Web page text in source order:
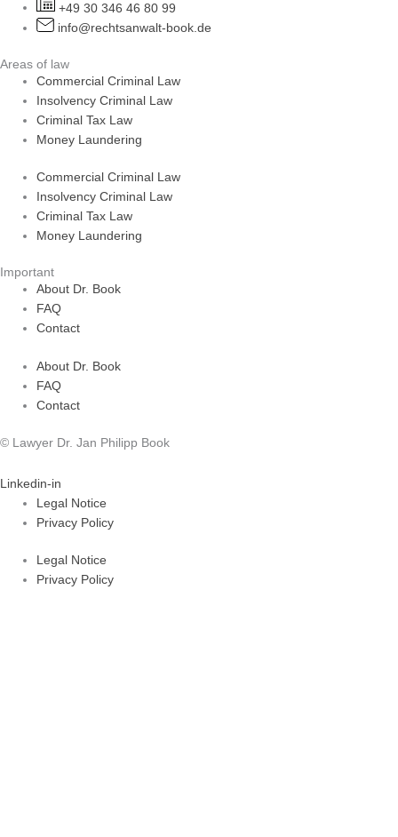
+49 30 346 46 80 99
info@rechtsanwalt-book.de
Areas of law
Commercial Criminal Law
Insolvency Criminal Law
Criminal Tax Law
Money Laundering
Commercial Criminal Law
Insolvency Criminal Law
Criminal Tax Law
Money Laundering
Important
About Dr. Book
FAQ
Contact
About Dr. Book
FAQ
Contact
© Lawyer Dr. Jan Philipp Book
Linkedin-in
Legal Notice
Privacy Policy
Legal Notice
Privacy Policy